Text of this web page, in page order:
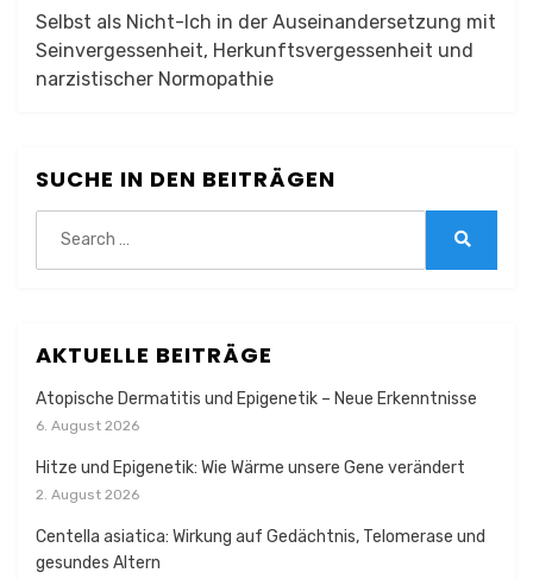
Selbst als Nicht-Ich in der Auseinandersetzung mit
Seinvergessenheit, Herkunftsvergessenheit und
narzistischer Normopathie
SUCHE IN DEN BEITRÄGEN
for:
AKTUELLE BEITRÄGE
Atopische Dermatitis und Epigenetik – Neue Erkenntnisse
6. August 2026
Hitze und Epigenetik: Wie Wärme unsere Gene verändert
2. August 2026
Centella asiatica: Wirkung auf Gedächtnis, Telomerase und
gesundes Altern